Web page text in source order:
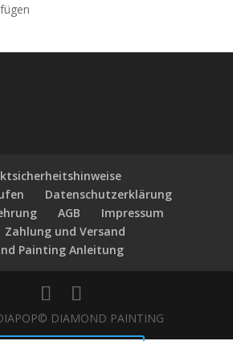
Datenschutzerklärung
AGB
Impressum
Zahlung und Versand
Painting Anleitung
DIAMOND PAINTING